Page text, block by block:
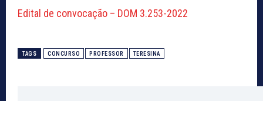
Edital de convocação – DOM 3.253-2022
TAGS CONCURSO PROFESSOR TERESINA